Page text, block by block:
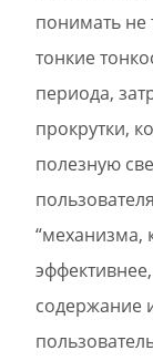
понимать не
тонкие
периода,
прокрутки,
полезную
“механизма,
содержание